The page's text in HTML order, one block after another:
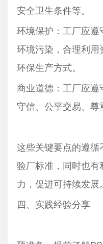
安全卫生条件等。
环境保护：工厂应
环境污染，合理利
环保生产方式。
商业道德：工厂应
守信、公平交易、尊
这些关键要点的遵
验厂标准，同时也
力，促进可持续发展。
四、实践经验分享